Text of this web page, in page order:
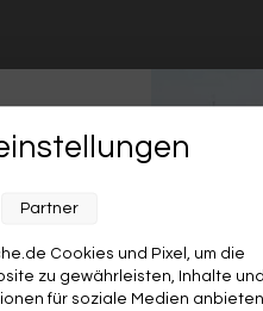
Cookies und Pixel, um die
zu gewährleisten, Inhalte und
für soziale Medien anbieten
Partner
sichere dir